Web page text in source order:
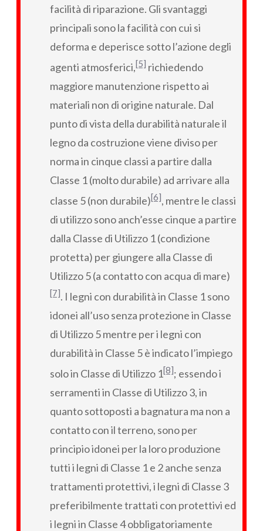
facilità di riparazione. Gli svantaggi
principali sono la facilità con cui si
deforma e deperisce sotto l’azione degli
agenti atmosferici,[5] richiedendo
maggiore manutenzione rispetto ai
materiali non di origine naturale. Dal
punto di vista della durabilità naturale il
legno da costruzione viene diviso per
norma in cinque classi a partire dalla
Classe 1 (molto durabile) ad arrivare alla
classe 5 (non durabile)[6], mentre le classi
di utilizzo sono anch’esse cinque a partire
dalla Classe di Utilizzo 1 (condizione
protetta) per giungere alla Classe di
Utilizzo 5 (a contatto con acqua di mare)
[7]. I legni con durabilità in Classe 1 sono
idonei all’uso senza protezione in Classe
di Utilizzo 5 mentre per i legni con
durabilità in Classe 5 è indicato l’impiego
solo in Classe di Utilizzo 1[8]; essendo i
serramenti in Classe di Utilizzo 3, in
quanto sottoposti a bagnatura ma non a
contatto con il terreno, sono per
principio idonei per la loro produzione
tutti i legni di Classe 1 e 2 anche senza
trattamenti protettivi, i legni di Classe 3
preferibilmente trattati con protettivi ed
i legni in Classe 4 obbligatoriamente